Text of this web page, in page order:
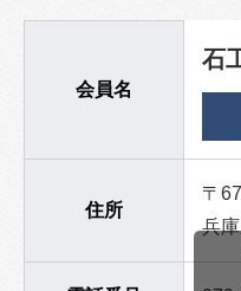
会員名
石
住所
〒
兵